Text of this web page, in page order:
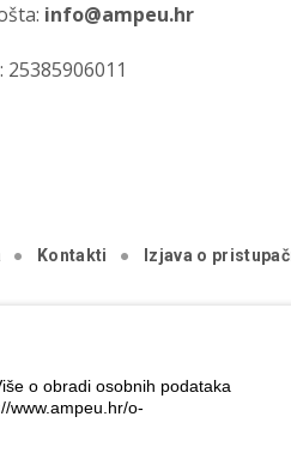
o obradi osobnih podataka
www.ampeu.hr/o-
info@ampeu.hr
25385906011
Kontakti Izjava o
potporu Europske
informacija koje se na njoj